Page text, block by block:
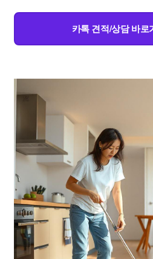
카톡 견적/상담 바